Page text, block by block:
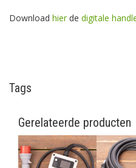
Download hierde digitale
Tags
Gerelateerde producten